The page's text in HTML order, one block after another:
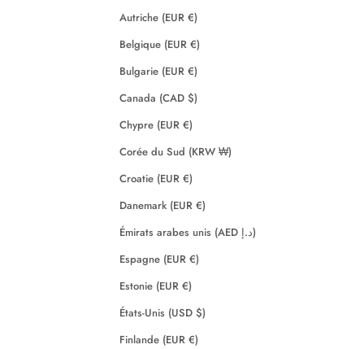
Autriche (EUR €)
Belgique (EUR €)
Bulgarie (EUR €)
Canada (CAD $)
Chypre (EUR €)
Corée du Sud (KRW ₩)
Croatie (EUR €)
Danemark (EUR €)
Émirats arabes unis (AED د.إ)
Espagne (EUR €)
Estonie (EUR €)
États-Unis (USD $)
Finlande (EUR €)